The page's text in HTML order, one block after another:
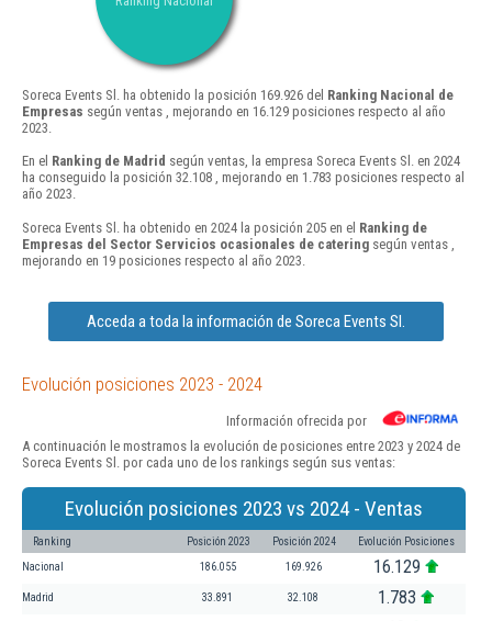
Soreca Events Sl. ha obtenido la posición 169.926 del Ranking Nacional de
Empresas según ventas , mejorando en 16.129 posiciones respecto al año
2023.
En el Ranking de Madrid según ventas, la empresa Soreca Events Sl. en 2024
ha conseguido la posición 32.108 , mejorando en 1.783 posiciones respecto al
año 2023.
Soreca Events Sl. ha obtenido en 2024 la posición 205 en el Ranking de
Empresas del Sector Servicios ocasionales de catering según ventas ,
mejorando en 19 posiciones respecto al año 2023.
Acceda a toda la información de Soreca Events Sl.
Evolución posiciones 2023 - 2024
Información ofrecida por
A continuación le mostramos la evolución de posiciones entre 2023 y 2024 de
Soreca Events Sl. por cada uno de los rankings según sus ventas:
Evolución posiciones 2023 vs 2024 - Ventas
Ranking Posición 2023 Posición 2024 Evolución Posiciones
Nacional 186.055 169.926 16.129
Madrid 33.891 32.108 1.783